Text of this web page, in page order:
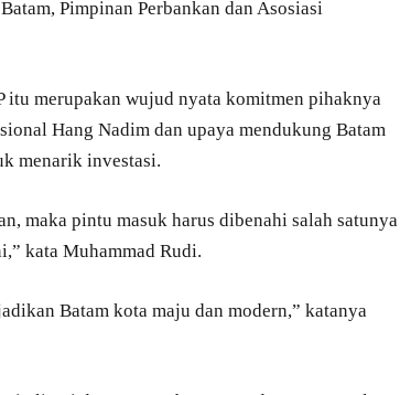
Pimpinan Perbankan dan Asosiasi
itu merupakan wujud nyata komitmen pihaknya
Hang Nadim dan upaya mendukung Batam
menarik investasi.
maka pintu masuk harus dibenahi salah satunya
kata Muhammad Rudi.
Batam kota maju dan modern,” katanya